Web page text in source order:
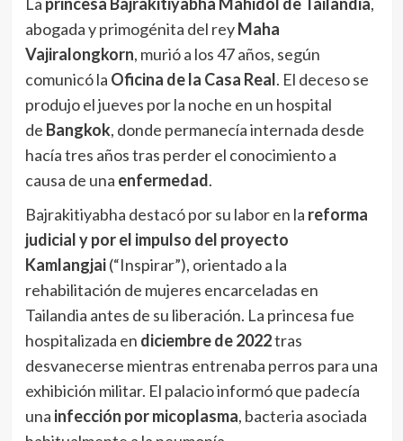
La princesa Bajrakitiyabha Mahidol de Tailandia,
abogada y primogénita del reyMaha
Vajiralongkorn, murió a los 47 años, según
comunicó la Oficina de la Casa Real. El deceso se
produjo el jueves por la noche en un hospital
de Bangkok, donde permanecía internada desde
hacía tres años tras perder el conocimiento a
causa de una enfermedad.
Bajrakitiyabha destacó por su labor en la reforma
judicial y por el impulso del proyecto
Kamlangjai(“Inspirar”), orientado a la
rehabilitación de mujeres encarceladas en
Tailandia antes de su liberación. La princesa fue
hospitalizada en diciembre de 2022tras
desvanecerse mientras entrenaba perros para una
exhibición militar. El palacio informó que padecía
una infección por micoplasma, bacteria asociada